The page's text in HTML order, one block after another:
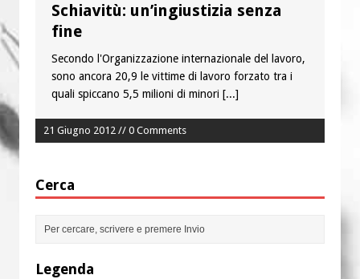
Schiavitù: un’ingiustizia senza
fine
Secondo l'Organizzazione internazionale del lavoro,
sono ancora 20,9 le vittime di lavoro forzato tra i
quali spiccano 5,5 milioni di minori [...]
21 Giugno 2012 // 0 Comments
Cerca
Legenda